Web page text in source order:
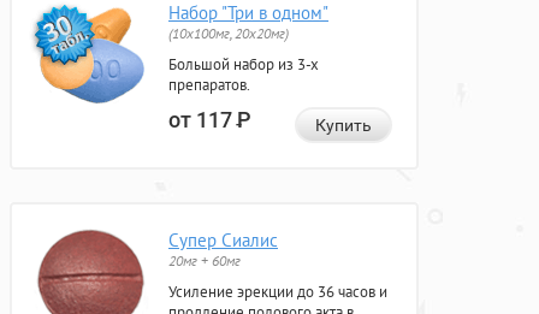
Набор "Три в одном"
(10x100мг, 20x20мг)
Большой набор из 3-х
препаратов.
от 117Р Купить
Супер Сиалис
20мг + 60мг
Усиление эрекции до 36 часов и